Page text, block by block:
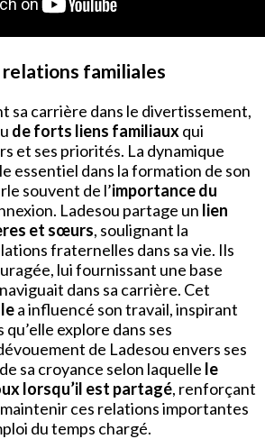
familiales
sa carrière dans le divertissement,
de forts liens familiauxqui
et ses priorités. La dynamique
essentiel dans la formation de son
souvent de l’importance du
Ladesou partage un lien
et sœurs, soulignant la
fraternelles dans sa vie. Ils
lui fournissant une base
dans sa carrière. Cet
a influencé son travail, inspirant
explore dans ses
de Ladesou envers ses
sa croyance selon laquelle le
lorsqu’il est partagé, renforçant
ces relations importantes
du temps chargé.